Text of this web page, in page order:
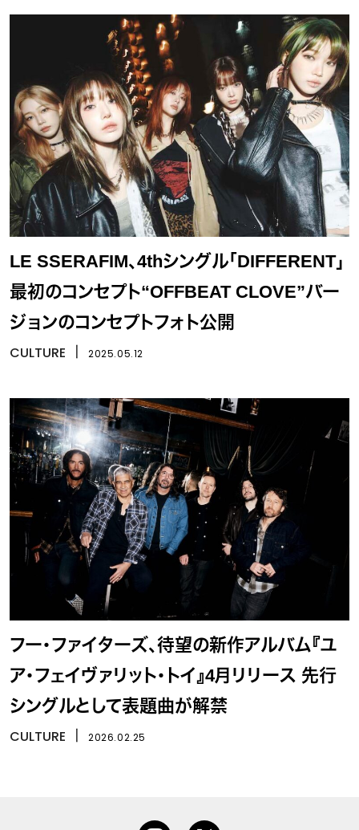
LE SSERAFIM、4thシングル「DIFFERENT」
最初のコンセプト“OFFBEAT CLOVE”バー
ジョンのコンセプトフォト公開
CULTURE 2025.05.12
フー・ファイターズ、待望の新作アルバム『ユ
ア・フェイヴァリット・トイ』4月リリース 先行
シングルとして表題曲が解禁
CULTURE 2026.02.25